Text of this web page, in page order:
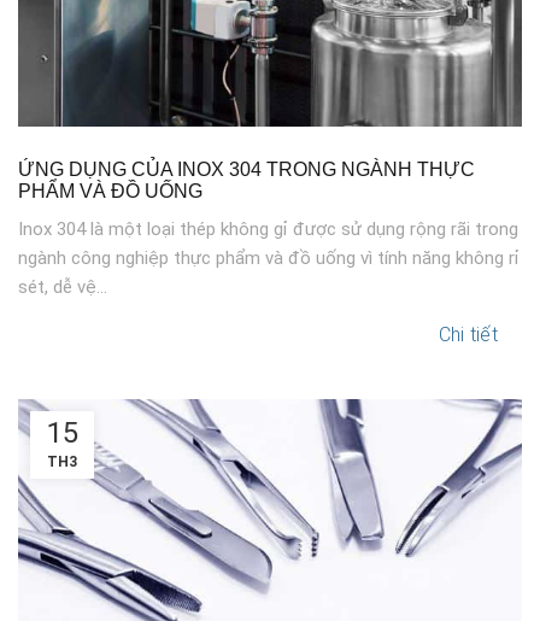
ỨNG DỤNG CỦA INOX 304 TRONG NGÀNH THỰC
PHẨM VÀ ĐỒ UỐNG
Inox 304 là một loại thép không gỉ được sử dụng rộng rãi trong
ngành công nghiệp thực phẩm và đồ uống vì tính năng không rỉ
sét, dễ vệ...
Chi tiết
15
TH3